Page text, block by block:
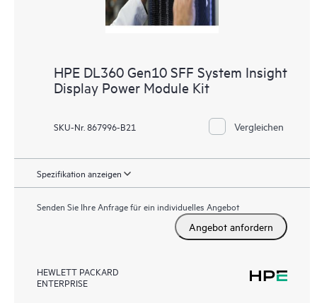
HPE DL360 Gen10 SFF System Insight
Display Power Module Kit
SKU-Nr. 867996-B21 Vergleichen
Spezifikation anzeigen
Senden Sie Ihre Anfrage für ein individuelles Angebot
Angebot anfordern
HEWLETT PACKARD
ENTERPRISE